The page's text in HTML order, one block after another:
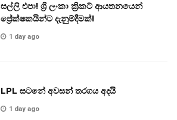
සල්ලි එපා! ශ්‍රී ලංකා ක්‍රිකට් ආයතනයෙන්
ප්‍රේක්ෂකයින්ට දැනුම්දීමක්!
1 day ago
LPL සටනේ අවසන් තරගය අදයි
1 day ago